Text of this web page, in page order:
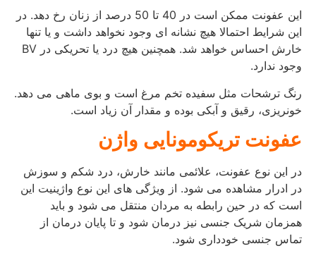
این عفونت ممکن است در 40 تا 50 درصد از زنان رخ دهد. در
این شرایط احتمالا هیچ نشانه ای وجود نخواهد داشت و یا تنها
خارش احساس خواهد شد. همچنین هیچ درد یا تحریکی در BV
وجود ندارد.
رنگ ترشحات مثل سفیده تخم مرغ است و بوی ماهی می دهد.
خونریزی، رقیق و آبکی بوده و مقدار آن زیاد است.
عفونت تریکومونایی واژن
در این نوع عفونت، علائمی مانند خارش، درد شکم و سوزش
در ادرار مشاهده می شود. از ویژگی های این نوع واژینیت این
است که در حین رابطه به مردان منتقل می شود و باید
همزمان شریک جنسی نیز درمان شود و تا پایان درمان از
تماس جنسی خودداری شود.